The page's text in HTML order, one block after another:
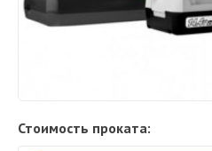
Стоимость проката: